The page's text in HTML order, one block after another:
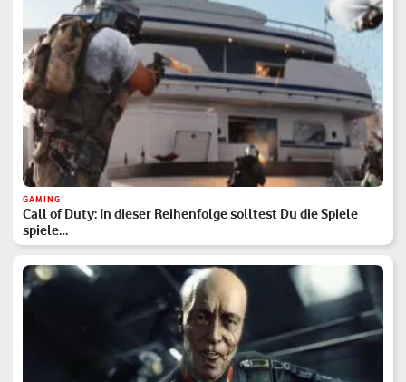
GAMING
Call of Duty: In dieser Reihenfolge solltest Du die Spiele
spiele…